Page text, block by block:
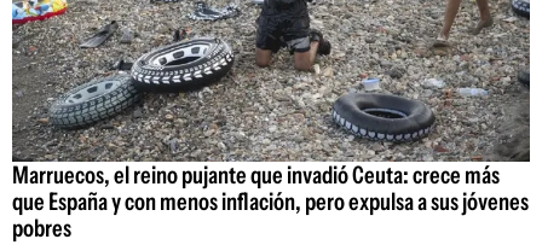
Marruecos, el reino pujante que invadió Ceuta: crece más
que España y con menos inflación, pero expulsa a sus jóvenes
pobres